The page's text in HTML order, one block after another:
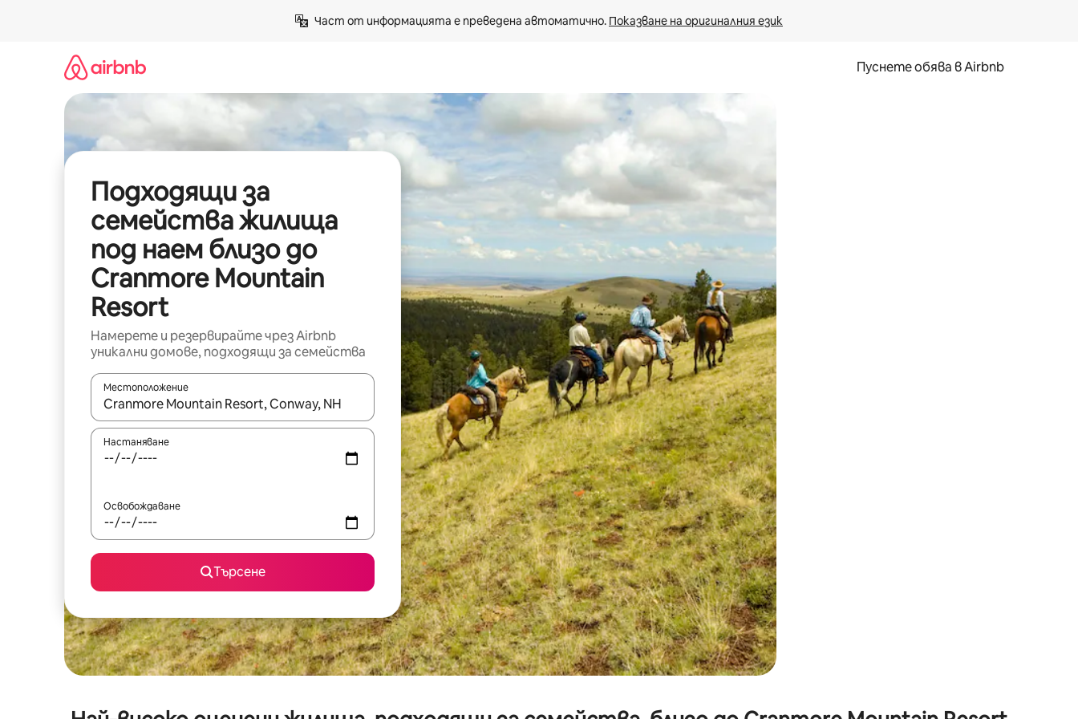
Част от информацията е преведена автоматично. Показване на оригиналния език
Пуснете обява в Airbnb
Подходящи за
семейства жилища
под наем близо до
Cranmore Mountain
Resort
Намерете и резервирайте чрез Airbnb
уникални домове, подходящи за семейства
Местоположение
Когато резултатите се покажат, използвайте клавишите със стрелки нагоре и надолу или навигирайте с докосване или плъзгане.
Настаняване
Освобождаване
Търсене